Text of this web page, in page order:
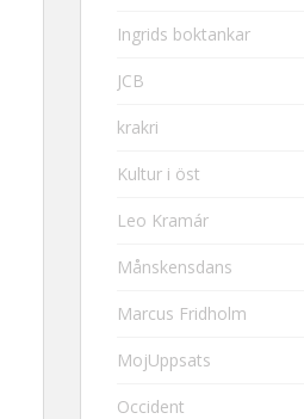
Ingrids boktankar
JCB
krakri
Kultur i öst
Leo Kramár
Månskensdans
Marcus Fridholm
MojUppsats
Occident